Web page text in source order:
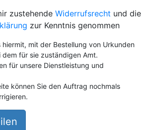
zustehende Widerrufsrecht und die
zur Kenntnis genommen
mit der Bestellung von Urkunden
für sie zuständigen Amt.
für unsere Dienstleistung und
können Sie den Auftrag nochmals